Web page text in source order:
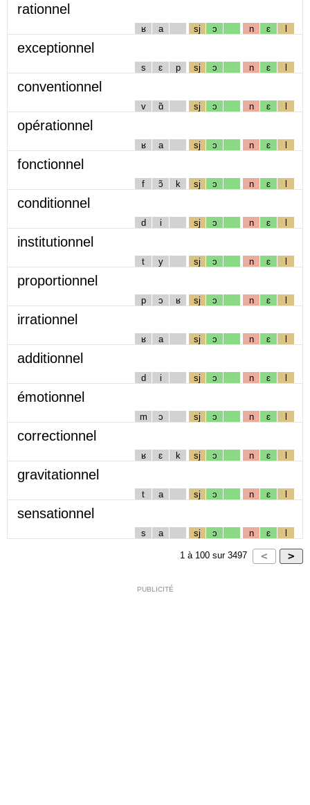
rationnel
ʁ a sj ɔ n ɛ l
exceptionnel
s ɛ p sj ɔ n ɛ l
conventionnel
v ɑ̃ sj ɔ n ɛ l
opérationnel
ʁ a sj ɔ n ɛ l
fonctionnel
f ɔ̃ k sj ɔ n ɛ l
conditionnel
d i sj ɔ n ɛ l
institutionnel
t y sj ɔ n ɛ l
proportionnel
p ɔ ʁ sj ɔ n ɛ l
irrationnel
ʁ a sj ɔ n ɛ l
additionnel
d i sj ɔ n ɛ l
émotionnel
m ɔ sj ɔ n ɛ l
correctionnel
ʁ ɛ k sj ɔ n ɛ l
gravitationnel
t a sj ɔ n ɛ l
sensationnel
s a sj ɔ n ɛ l
1 à 100 sur 3497
PUBLICITÉ